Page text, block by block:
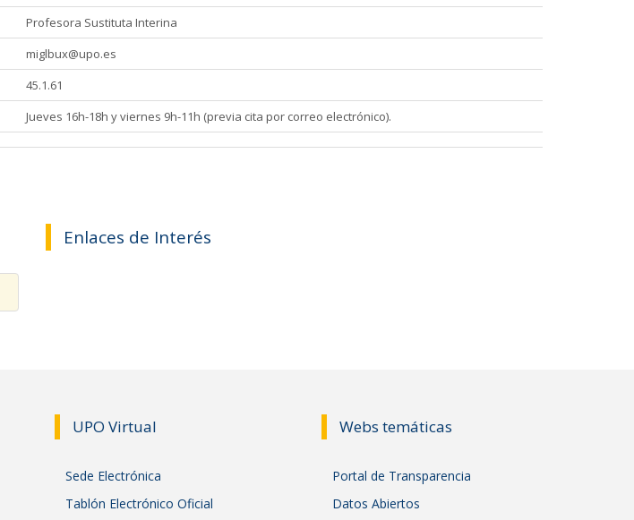
Profesora Sustituta Interina
miglbux@upo.es
45.1.61
Jueves 16h-18h y viernes 9h-11h (previa cita por correo electrónico).
Enlaces de Interés
UPO Virtual
Sede Electrónica
Tablón Electrónico Oficial
Webs temáticas
Portal de Transparencia
Datos Abiertos